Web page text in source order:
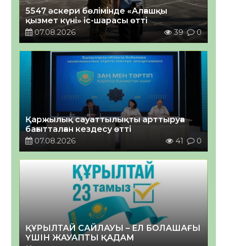
5547 әскери бөлімінде «Алғашқы
қызмет күні» іс-шарасы өтті
07.08.2026
39 0
Қаржылық сауаттылықты арттыруға
бағытталған кездесу өтті
07.08.2026
41 0
ҚҰРЫЛТАЙ САЙЛАУЫ – ЕЛ БОЛАШАҒЫ
ҮШІН ЖАУАПТЫ ҚАДАМ